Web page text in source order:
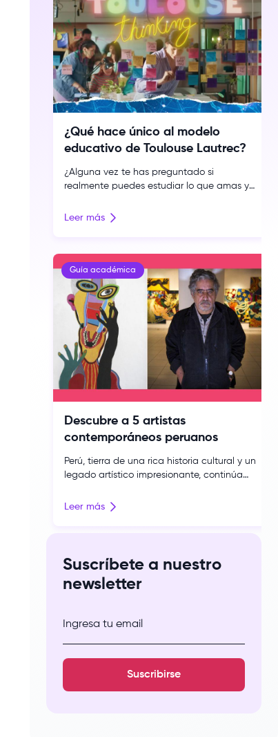
Suscríbete a nuestro
newsletter
Ingresa tu email
Suscribirse
¿Qué hace único al modelo
educativo de Toulouse Lautrec?
¿Alguna vez te has preguntado si
realmente puedes estudiar lo que amas y
Toulouse Lautrec creemos que sí. Desde
talento y transformar su pasión en una
carrera con propósito, generando un
impacto positivo en la sociedad, […]
Leer más
Guía académica
Descubre a 5 artistas
contemporáneos peruanos
Perú, tierra de una rica historia cultural y un
legado artístico impresionante, continúa
artistas contemporáneos. Estos creadores,
este blog, te invitamos a descubrir a 5
artistas contemporáneos peruanos que […]
Leer más